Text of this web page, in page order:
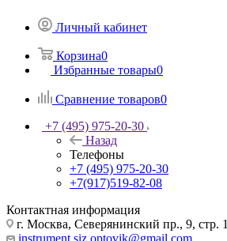
Личный кабинет
Корзина0
Избранные товары0
Сравнение товаров0
+7 (495) 975-20-30
Назад
Телефоны
+7 (495) 975-20-30
+7(917)519-82-08
Контактная информация
г. Москва, Северянинский пр., 9, стр. 1
instrument.siz.optovik@gmail.com